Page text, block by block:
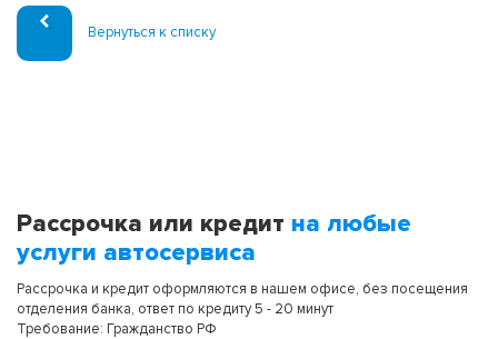
Вернуться к списку
Рассрочка или кредит на любые
услуги автосервиса
Рассрочка и кредит оформляются в нашем офисе, без посещения
отделения банка, ответ по кредиту 5 - 20 минут
Требование: Гражданство РФ